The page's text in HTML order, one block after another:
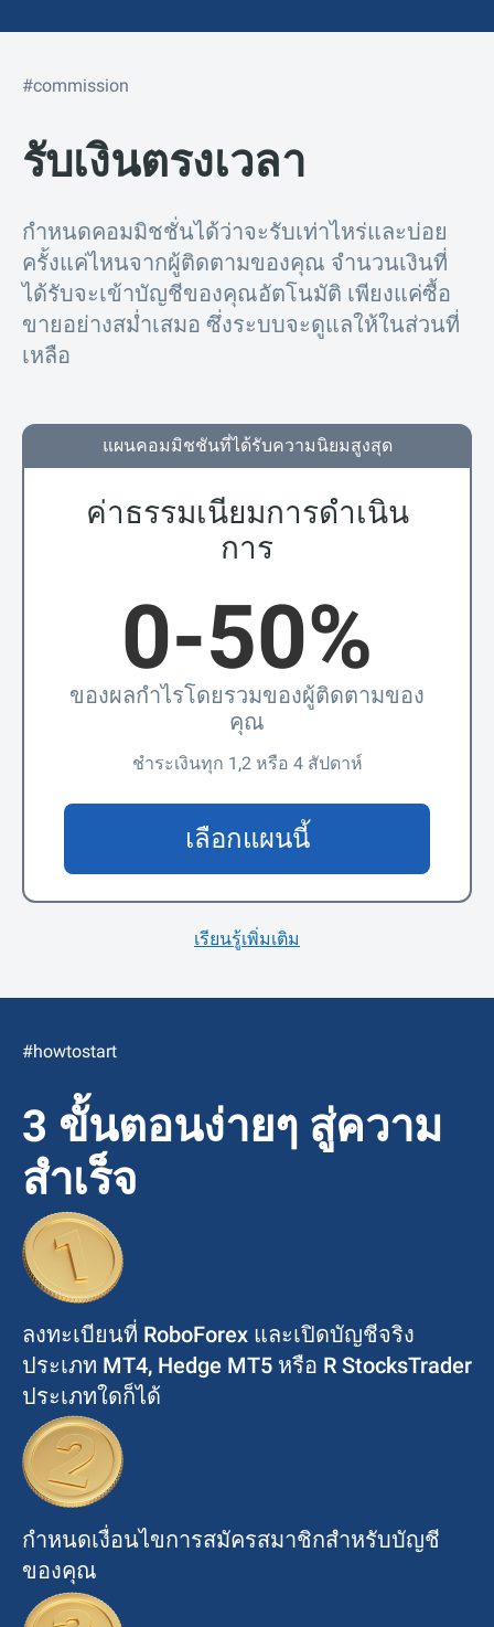
แผนคอมมิชชันที่ได้รับความนิยมสูงสุด
ค่าธรรมเนียมการดำเนิน
การ
0-50%
ของผลกำไรโดยรวมของผู้ติดตามของ
คุณ
ชำระเงินทุก 1,2 หรือ 4 สัปดาห์
เลือกแผนนี้
#commission
รับเงินตรงเวลา
กำหนดคอมมิชชั่นได้ว่าจะรับเท่าไหร่และบ่อย
ครั้งแค่ไหนจากผู้ติดตามของคุณ จำนวนเงินที่
ได้รับจะเข้าบัญชีของคุณอัตโนมัติ เพียงแค่ซื้อ
ขายอย่างสม่ำเสมอ ซึ่งระบบจะดูแลให้ในส่วนที่
เหลือ
เรียนรู้เพิ่มเติม
#howtostart
3 ขั้นตอนง่ายๆ สู่ความ
สำเร็จ
ลงทะเบียนที่ RoboForex และเปิดบัญชีจริง
ประเภท MT4, Hedge MT5 หรือ R StocksTrader
ประเภทใดก็ได้
กำหนดเงื่อนไขการสมัครสมาชิกสำหรับบัญชี
ของคุณ